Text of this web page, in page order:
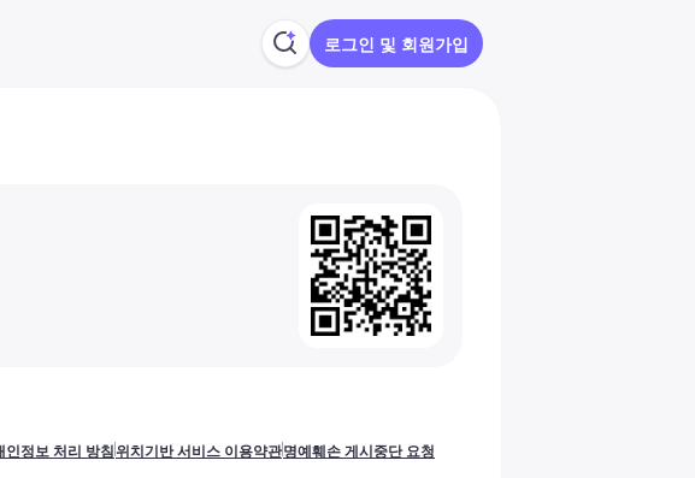
로그인 및 회원가입
인정보 처리 방침위치기반 서비스 이용약관명예훼손 게시중단 요청